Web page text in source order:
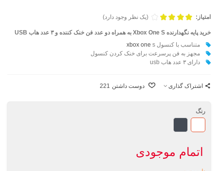
امتیاز: (یک نظر وجود دارد)
خرید پایه نگهدارنده Xbox One S به همراه دو عدد فن خنک کننده و ۳ عدد هاب USB
متناسب با کنسول
xbox one s
مجهز به فن پرسرعت برای خنک کردن کنسول
دارای ۳ عدد هاب usb
اشتراک گذاری دوست داشتن 221
رنگ
سفید
مشکی
اتمام موجودی